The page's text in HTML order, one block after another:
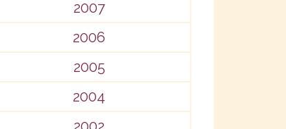
2007
2006
2005
2004